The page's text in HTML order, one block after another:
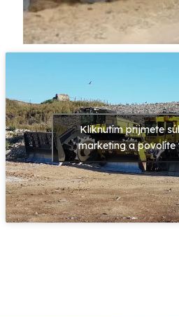
Kliknutím prijmete
marketing a povolíte